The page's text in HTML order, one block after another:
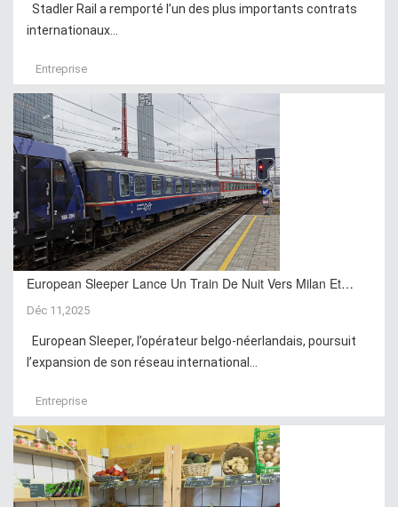
Stadler Rail a remporté l’un des plus importants contrats
internationaux...
Entreprise
European Sleeper Lance Un Train De Nuit Vers Milan Et…
Déc 11,2025
European Sleeper, l’opérateur belgo-néerlandais, poursuit
l’expansion de son réseau international...
Entreprise